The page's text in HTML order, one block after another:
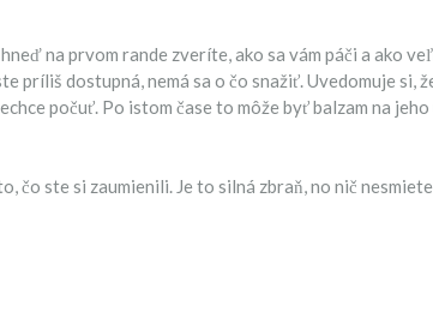
na prvom rande zveríte, ako sa vám páči a ako
dostupná, nemá sa o čo snažiť. Uvedomuje si,
počuť. Po istom čase to môže byť balzam na jeho
čo ste si zaumienili. Je to silná zbraň, no nič